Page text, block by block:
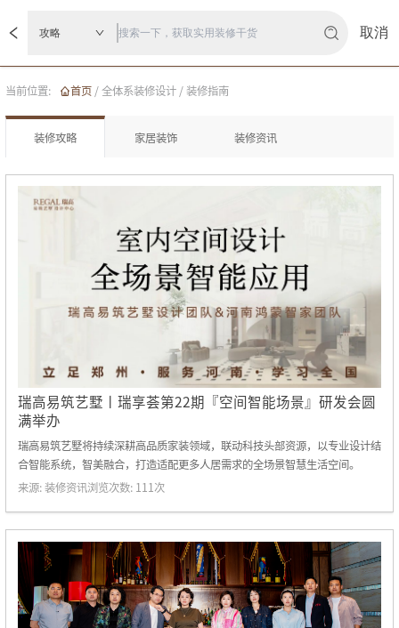
攻略 取消
当前位置: 首页 / 全体系装修设计 / 装修指南
装修攻略 家居装饰 装修资讯
瑞高易筑艺墅丨瑞享荟第22期『空间智能场景』研发会圆
满举办
瑞高易筑艺墅将持续深耕高品质家装领域，联动科技头部资源，以专业设计结
合智能系统，智美融合，打造适配更多人居需求的全场景智慧生活空间。
来源: 装修资讯 浏览次数: 111 次